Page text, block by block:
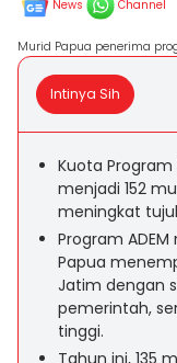
News Channel
Murid Papua penerima
Intinya Sih
Kuota Program
menjadi 152
meningkat
Program
Papua
Jatim dengan
pemerintah,
tinggi.
Tahun ini, 135